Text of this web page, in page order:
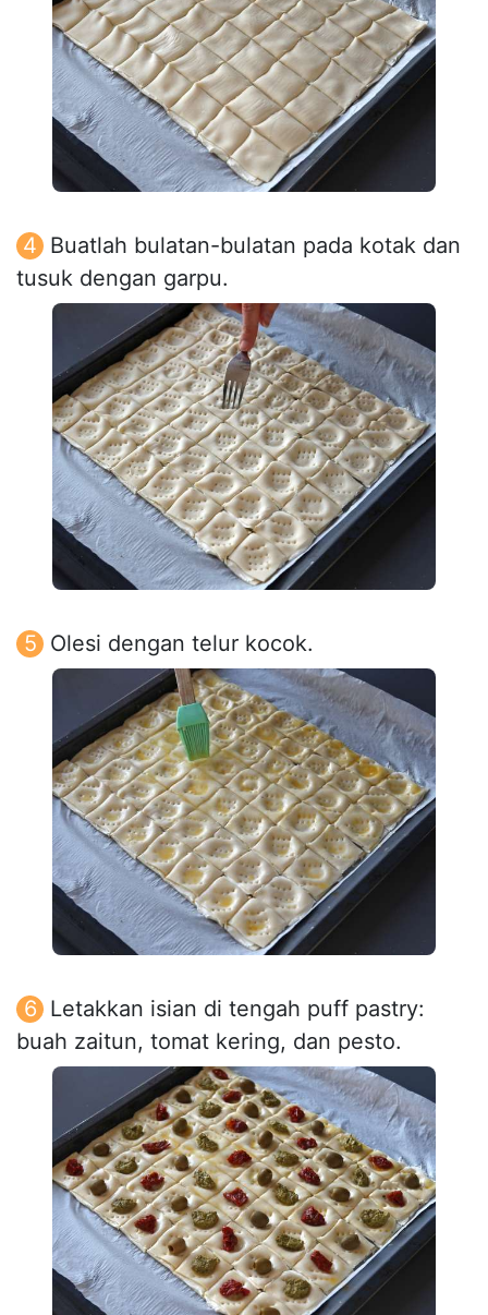
Buatlah bulatan-bulatan pada kotak dan
tusuk dengan garpu.
Olesi dengan telur kocok.
Letakkan isian di tengah puff pastry:
buah zaitun, tomat kering, dan pesto.